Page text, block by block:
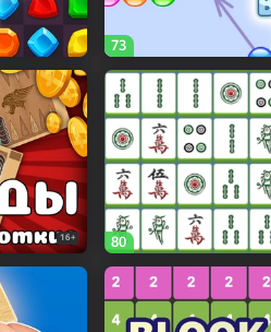
73
16+ 80